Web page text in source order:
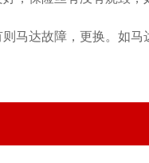
马达故障，更换。如